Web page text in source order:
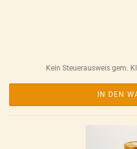
Kein Steuerausweis gem.
IN DEN